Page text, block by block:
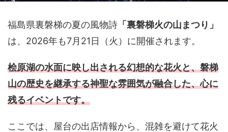
福島県裏磐梯の夏の風物詩 「裏磐梯火の山まつり」
は、2026年も7月21日（火）に開催されます。
桧原湖の水面に映し出される幻想的な花火と、磐梯
山の歴史を継承する神聖な雰囲気が融合した、心に
残るイベントです。
ここでは、屋台の出店情報から、混雑を避けて花火